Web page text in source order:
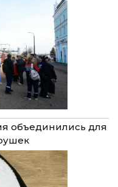
объединились для